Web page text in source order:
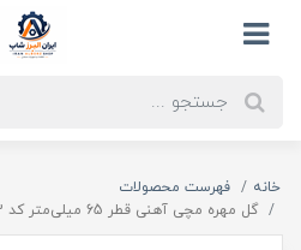
خانه
فهرست محصولات
گل مهره مچی آهنی قطر 65 میلی‌متر کد 00202343